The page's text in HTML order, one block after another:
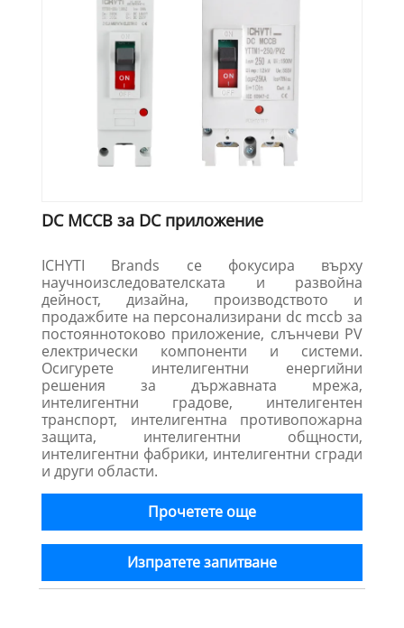
DC MCCB за DC приложение
ICHYTI Brands се фокусира върху
научноизследователската и развойна
дейност, дизайна, производството и
продажбите на персонализирани dc mccb за
постояннотоково приложение, слънчеви PV
електрически компоненти и системи.
Осигурете интелигентни енергийни
решения за държавната мрежа,
интелигентни градове, интелигентен
транспорт, интелигентна противопожарна
защита, интелигентни общности,
интелигентни фабрики, интелигентни сгради
и други области.
Прочетете още
Изпратете запитване